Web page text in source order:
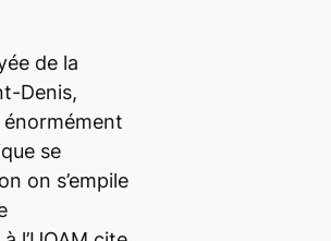
de la
Denis,
énormément
se
on s’empile